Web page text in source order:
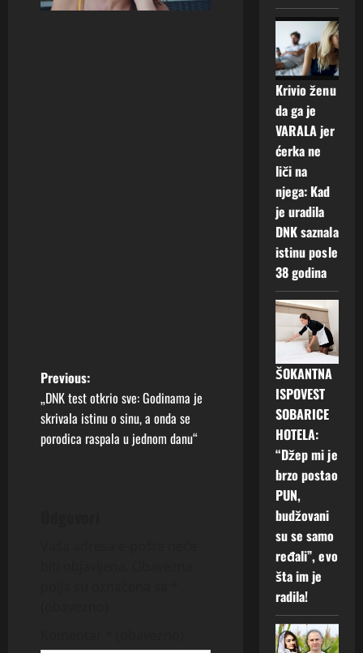
P
o
s
Previous:
„DNK test otkrio sve: Godinama je
skrivala istinu o sinu, a onda se
porodica raspala u jednom danu“
Krivio ženu
da ga je
VARALA jer
ćerka ne
liči na
njega: Kad
je uradila
DNK saznala
istinu posle
38 godina
ŠOKANTNA
ISPOVEST
SOBARICE
HOTELA:
“Džep mi je
brzo postao
PUN,
budžovani
su se samo
ređali”, evo
šta im je
radila!